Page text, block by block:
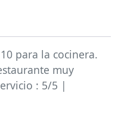
para la cocinera.
muy
: 5/5 |